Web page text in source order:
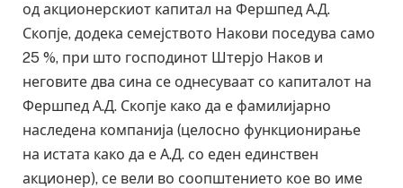
од акционерскиот капитал на Фершпед А.Д.
Скопје, додека семејството Накови поседува само
25 %, при што господинот Штерјо Наков и
неговите два сина се однесуваат со капиталот на
Фершпед А.Д. Скопје како да е фамилијарно
наследена компанија (целосно функционирање
на истата како да е А.Д. со еден единствен
акционер), се вели во соопштението кое во име